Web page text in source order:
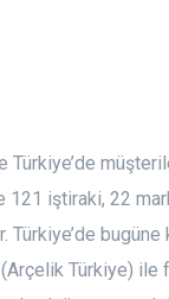
Türkiye’de
iştiraki, 22
Türkiye’de
Türkiye)